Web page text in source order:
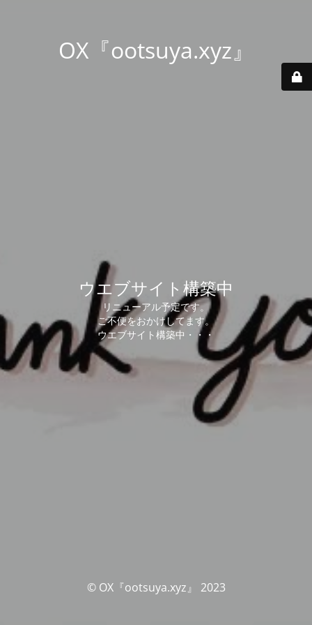
OX『ootsuya.xyz』
ウエブサイト構築中
リニューアル予定です。
ご不便をおかけしてます。
ウエブサイト構築中・・・
© OX『ootsuya.xyz』 2023